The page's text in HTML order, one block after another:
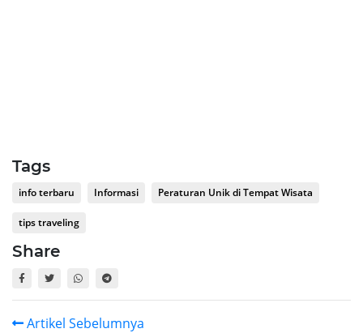
Tags
info terbaru Informasi Peraturan Unik di Tempat Wisata
tips traveling
Share
Artikel Sebelumnya